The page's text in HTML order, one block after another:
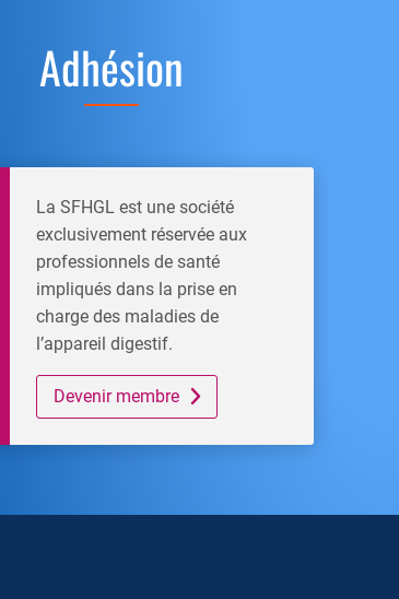
Adhésion
La SFHGL est une société
exclusivement réservée aux
professionnels de santé
impliqués dans la prise en
charge des maladies de
l’appareil digestif.
Devenir membre